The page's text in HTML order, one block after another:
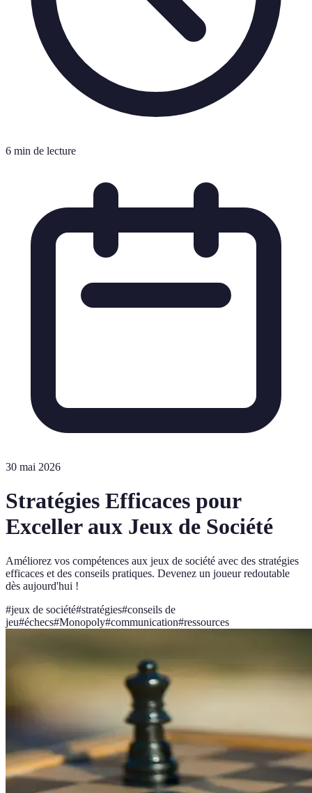
6 min de lecture
30 mai 2026
Stratégies Efficaces pour
Exceller aux Jeux de Société
Améliorez vos compétences aux jeux de société avec des stratégies
efficaces et des conseils pratiques. Devenez un joueur redoutable
dès aujourd'hui !
#jeux de société#stratégies#conseils de
jeu#échecs#Monopoly#communication#ressources